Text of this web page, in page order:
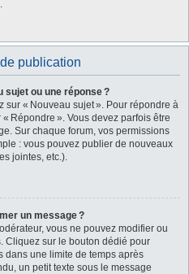
publication
sujet ou une réponse ?
« Nouveau sujet ». Pour répondre à
Répondre ». Vous devez parfois être
Sur chaque forum, vos permissions
: vous pouvez publier de nouveaux
jointes, etc.).
un message ?
vous ne pouvez modifier ou
Cliquez sur le bouton dédié pour
dans une limite de temps après
un petit texte sous le message